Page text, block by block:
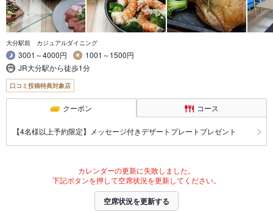
大分駅前 カジュアルダイニング
3001～4000円
1001～1500円
JR大分駅から徒歩1分
口コミ投稿特典対象店
クーポン コース
【4名様以上予約限定】メッセージ付きデザートプレートプレゼント
カレンダーの更新に失敗しました。
下記ボタンを押して空席状況を更新してください。
空席状況を更新する